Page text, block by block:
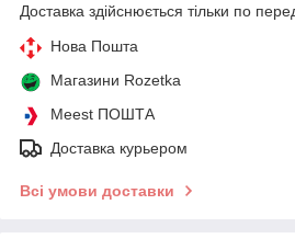
Доставка здійснюється тільки по
Нова Пошта
Магазини Rozetka
Meest ПОШТА
Доставка курьером
Всі умови доставки